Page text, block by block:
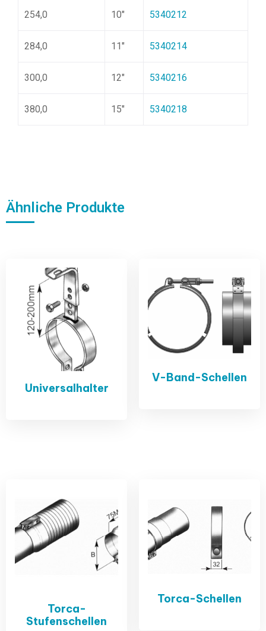
254,0 10″ 5340212
284,0 11″ 5340214
300,0 12″ 5340216
380,0 15″ 5340218
Ähnliche Produkte
Universalhalter
V-Band-Schellen
Torca-
Stufenschellen
Torca-Schellen